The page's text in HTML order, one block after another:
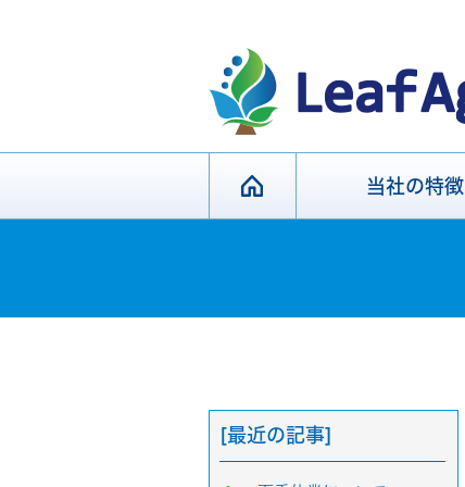
当社の特徴
[最近の記事]